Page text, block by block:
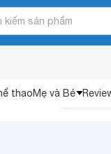
thaoMẹ và Bé